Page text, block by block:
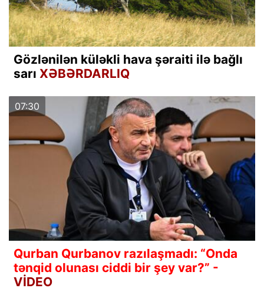
Gözlənilən küləkli hava şəraiti ilə bağlı
sarı XƏBƏRDARLIQ
07:30
Qurban Qurbanov razılaşmadı: “Onda
tənqid olunası ciddi bir şey var?” -
VİDEO